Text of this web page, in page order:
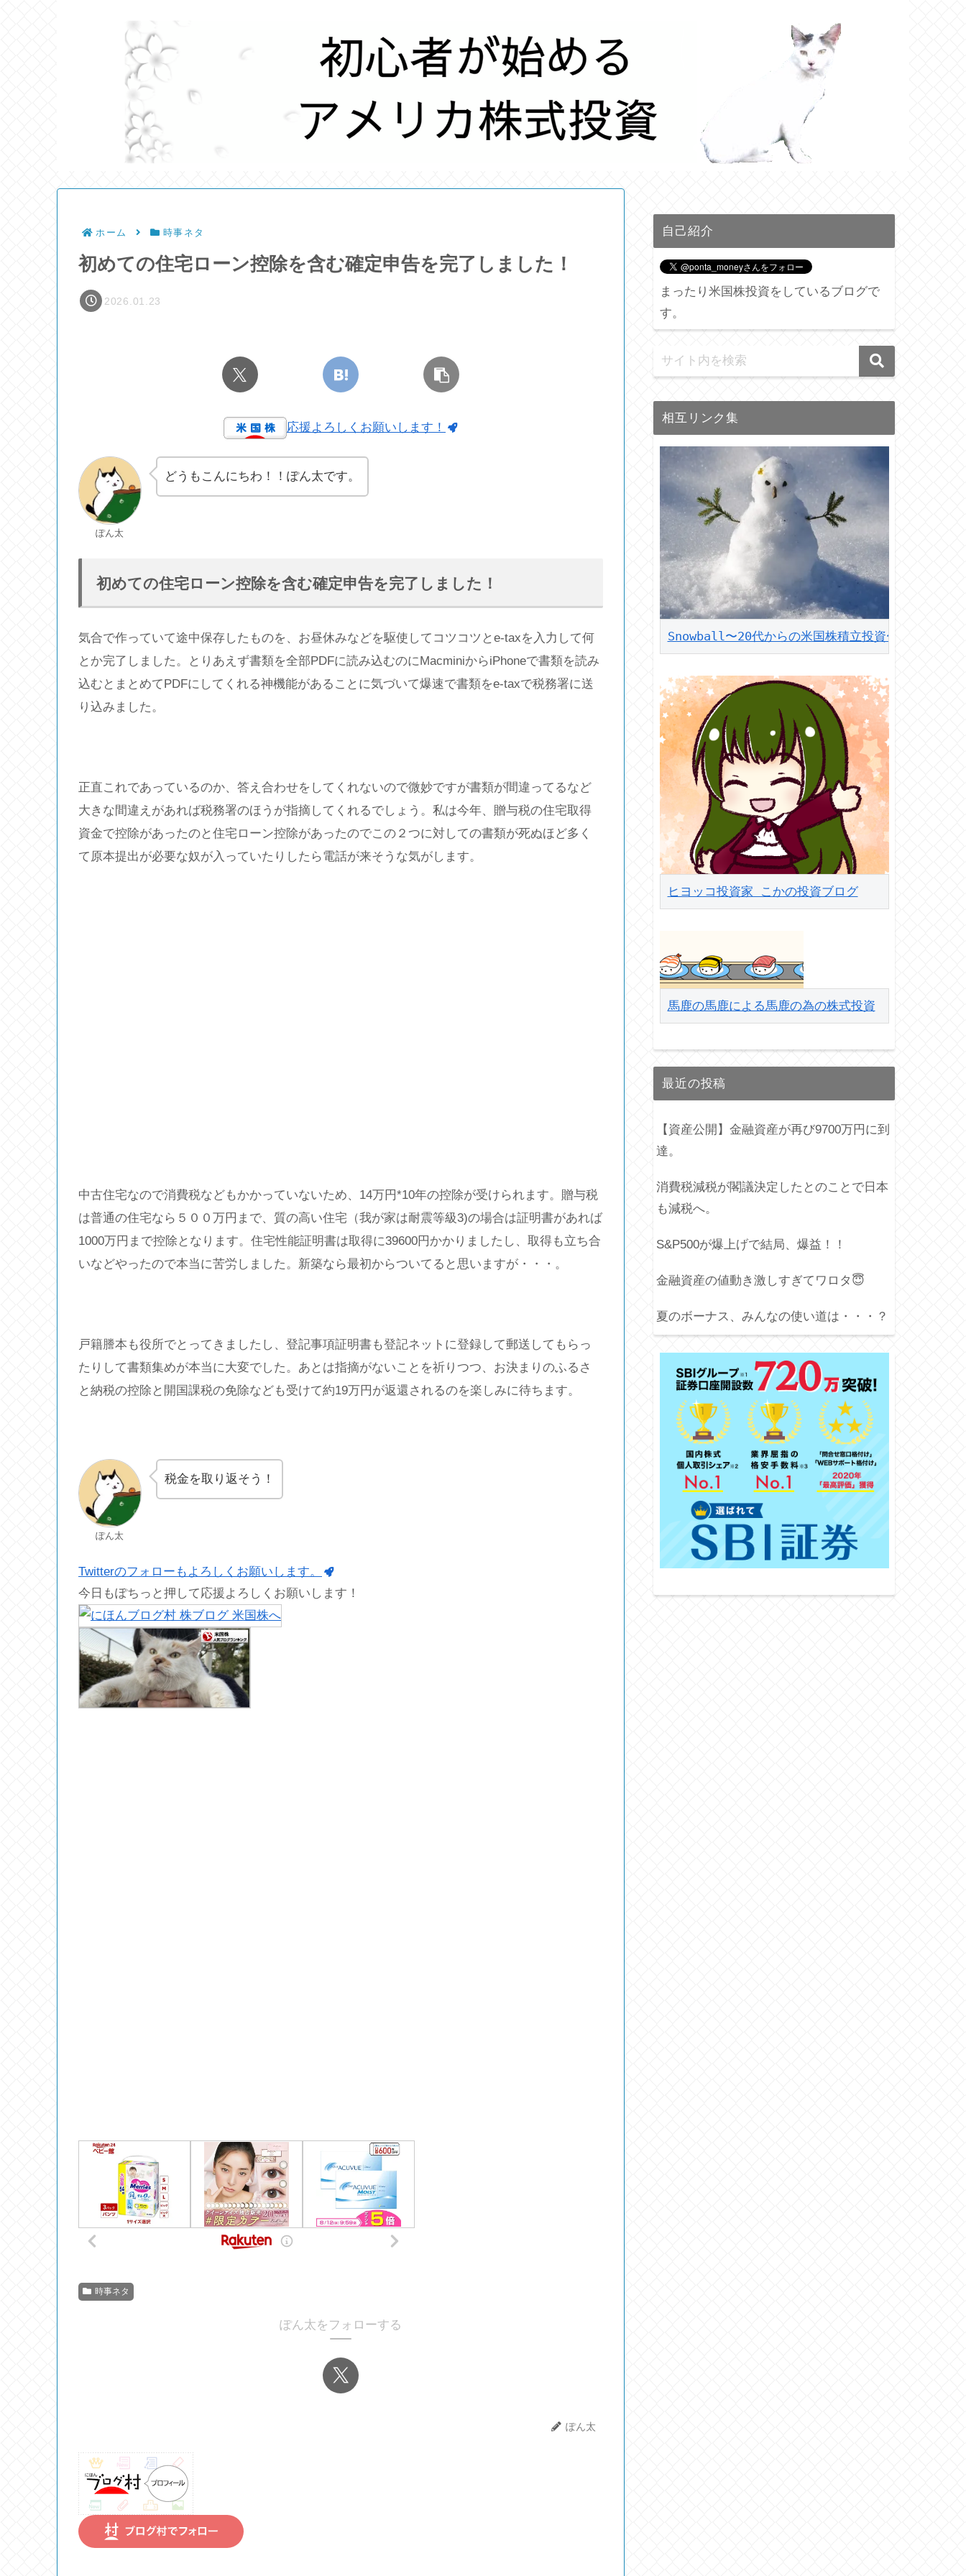
ホーム 時事ネタ
初めての住宅ローン控除を含む確定申告を完了しました！
2026.01.23
応援よろしくお願いします！
ぽん太
どうもこんにちわ！！ぽん太です。
初めての住宅ローン控除を含む確定申告を完了しました！
気合で作っていて途中保存したものを、お昼休みなどを駆使してコツコツとe-taxを入力して何
とか完了しました。とりあえず書類を全部PDFに読み込むのにMacminiからiPhoneで書類を読み
込むとまとめてPDFにしてくれる神機能があることに気づいて爆速で書類をe-taxで税務署に送
り込みました。
正直これであっているのか、答え合わせをしてくれないので微妙ですが書類が間違ってるなど
大きな間違えがあれば税務署のほうが指摘してくれるでしょう。私は今年、贈与税の住宅取得
資金で控除があったのと住宅ローン控除があったのでこの２つに対しての書類が死ぬほど多く
て原本提出が必要な奴が入っていたりしたら電話が来そうな気がします。
中古住宅なので消費税などもかかっていないため、14万円*10年の控除が受けられます。贈与税
は普通の住宅なら５００万円まで、質の高い住宅（我が家は耐震等級3)の場合は証明書があれば
1000万円まで控除となります。住宅性能証明書は取得に39600円かかりましたし、取得も立ち合
いなどやったので本当に苦労しました。新築なら最初からついてると思いますが・・・。
戸籍謄本も役所でとってきましたし、登記事項証明書も登記ネットに登録して郵送してもらっ
たりして書類集めが本当に大変でした。あとは指摘がないことを祈りつつ、お決まりのふるさ
と納税の控除と開国課税の免除なども受けて約19万円が返還されるのを楽しみに待ちます。
ぽん太
税金を取り返そう！
Twitterのフォローもよろしくお願いします。
今日もぽちっと押して応援よろしくお願いします！
時事ネタ
ぽん太をフォローする
ぽん太
自己紹介
まったり米国株投資をしているブログで
す。
相互リンク集
Snowball〜20代からの米国株積立投資〜
ヒヨッコ投資家 こかの投資ブログ
馬鹿の馬鹿による馬鹿の為の株式投資
最近の投稿
【資産公開】金融資産が再び9700万円に到
達。
消費税減税が閣議決定したとのことで日本
も減税へ。
S&P500が爆上げで結局、爆益！！
金融資産の値動き激しすぎてワロタ😇
夏のボーナス、みんなの使い道は・・・？